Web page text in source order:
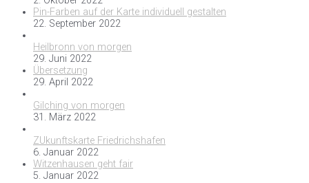
Pin-Farben auf der Karte individuell gestalten
22. September 2022
Heilbronn von morgen
29. Juni 2022
Übersetzung
29. April 2022
Gilching von morgen
31. März 2022
ZUkunftskarte Friedrichshafen
6. Januar 2022
Witzenhausen geht fair
5. Januar 2022